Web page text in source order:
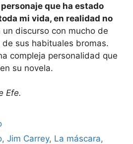
que ha estado
mi vida, en realidad no
un discurso con mucho de
sus habituales bromas.
compleja personalidad que
su novela.
Efe.
,Jim Carrey, La máscara,